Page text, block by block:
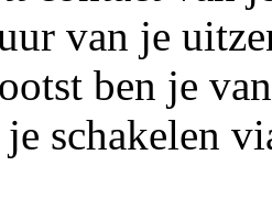
van je
ben je
schakelen